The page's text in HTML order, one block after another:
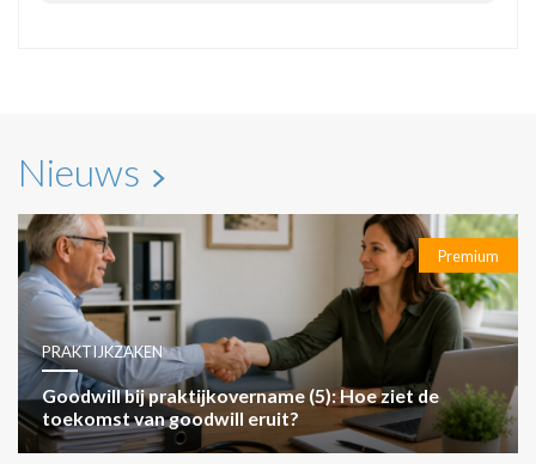
Nieuws
Premium
PRAKTIJKZAKEN
Goodwill bij praktijkovername (5): Hoe ziet de
toekomst van goodwill eruit?